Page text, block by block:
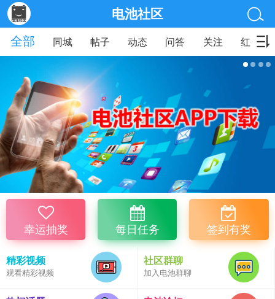
电池社区
全部
同城 帖子 动态 问答 关注 红包
幸运抽奖 每日任务 签到有奖
精彩视频
观看精彩视频
社区群聊
加入电池群聊